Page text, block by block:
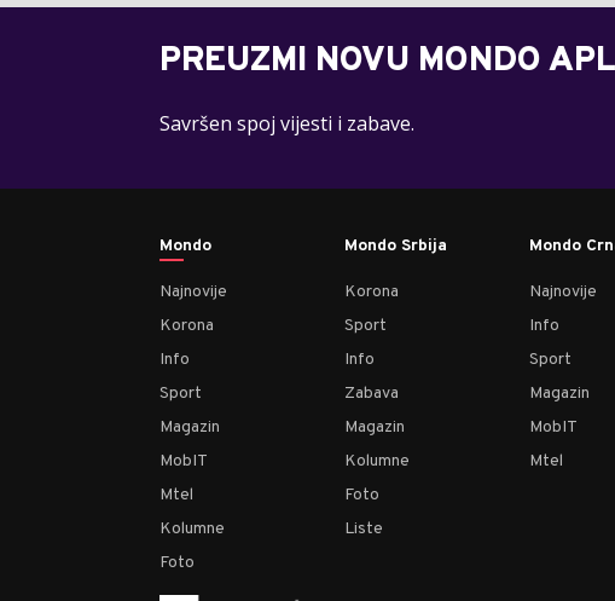
PREUZMI NOVU MONDO
Savršen spoj vijesti i zabave.
Mondo
Najnovije
Korona
Info
Sport
Magazin
MobIT
Mtel
Kolumne
Foto
Mondo Srbija
Korona
Sport
Info
Zabava
Magazin
Kolumne
Foto
Liste
Mondo
Najnovije
Info
Sport
Magazin
MobIT
Mtel